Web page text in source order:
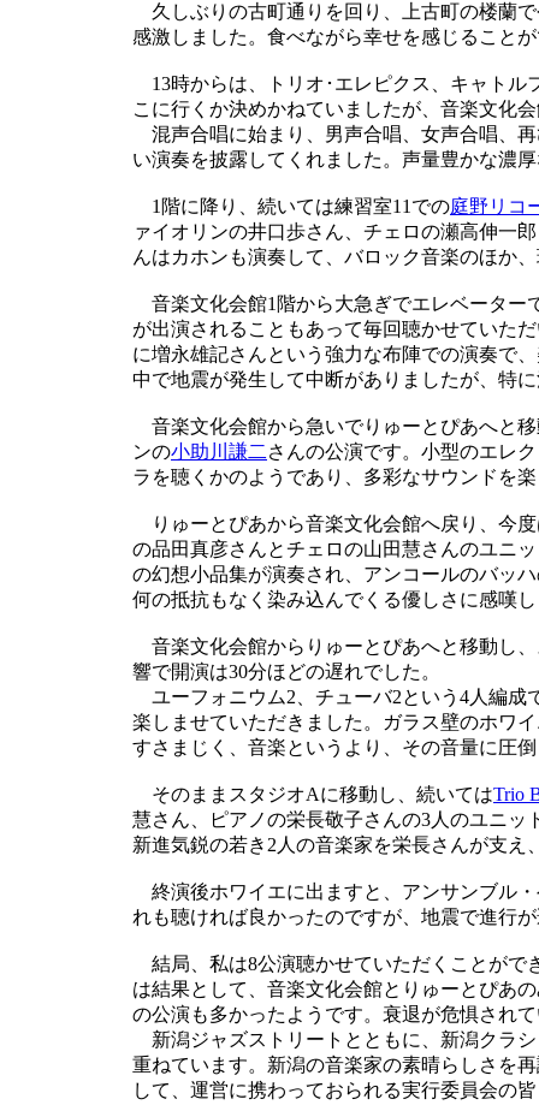
久しぶりの古町通りを回り、上古町の楼蘭
感激しました。食べながら幸せを感じること
13時からは、トリオ･エレピクス、キャトル
こに行くか決めかねていましたが、音楽文化
混声合唱に始まり、男声合唱、女声合唱、
い演奏を披露してくれました。声量豊かな濃
1階に降り、続いては練習室11での庭野リコ
ァイオリンの井口歩さん、チェロの瀬高伸一
んはカホンも演奏して、バロック音楽のほか
音楽文化会館1階から大急ぎでエレベーター
が出演されることもあって毎回聴かせていた
に増永雄記さんという強力な布陣での演奏で
中で地震が発生して中断がありましたが、特
音楽文化会館から急いでりゅーとぴあへと
ンの小助川謙二 さんの公演です。小型のエレ
ラを聴くかのようであり、多彩なサウンドを
りゅーとぴあから音楽文化会館へ戻り、今度
の品田真彦さんとチェロの山田慧さんのユニ
の幻想小品集が演奏され、アンコールのバッ
何の抵抗もなく染み込んでくる優しさに感嘆
音楽文化会館からりゅーとぴあへと移動し
響で開演は30分ほどの遅れでした。
ユーフォニウム2、チューバ2という4人編成
楽しませていただきました。ガラス壁のホワ
すさまじく、音楽というより、その音量に圧
そのままスタジオAに移動し、続いてはTrio
慧さん、ピアノの栄長敬子さんの3人のユニ
新進気鋭の若き2人の音楽家を栄長さんが支
終演後ホワイエに出ますと、アンサンブル
れも聴ければ良かったのですが、地震で進行
結局、私は8公演聴かせていただくことがで
は結果として、音楽文化会館とりゅーとぴあ
の公演も多かったようです。衰退が危惧され
新潟ジャズストリートとともに、新潟クラ
重ねています。新潟の音楽家の素晴らしさを
して、運営に携わっておられる実行委員会の